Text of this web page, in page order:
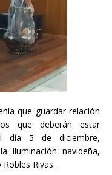
que guardar relación
que deberán estar
día 5 de diciembre,
iluminación navideña,
Rivas.